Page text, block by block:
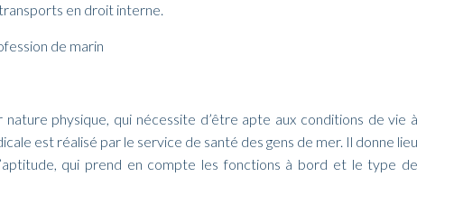
en droit interne.
de marin
physique, qui nécessite d’être apte aux conditions de vie à
est réalisé par le service de santé des gens de mer. Il donne lieu
qui prend en compte les fonctions à bord et le type de